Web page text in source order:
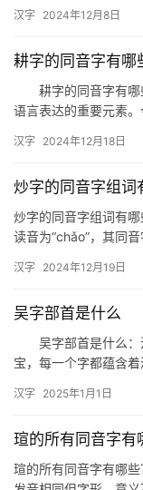
汉字 2024年12月8日
耕字的同音字有哪
耕字的同音字有哪
语言表达的重要元素
汉字 2024年12月18日
炒字的同音字组词
炒字的同音字组词有
读音为“chǎo”，其同
汉字 2024年12月19日
吴字部首是什么
吴字部首是什么：
宝，每一个字都蕴含
入…
汉字 2025年1月1日
瑄的所有同音字有
瑄的所有同音字有